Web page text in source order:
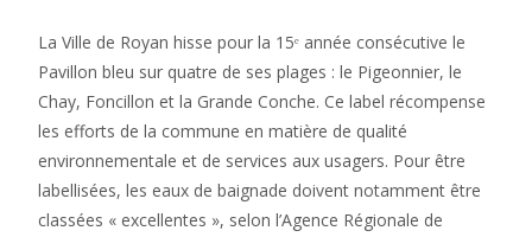
La Ville de Royan hisse pour la 15ᵉ année consécutive le
Pavillon bleu sur quatre de ses plages : le Pigeonnier, le
Chay, Foncillon et la Grande Conche. Ce label récompense
les efforts de la commune en matière de qualité
environnementale et de services aux usagers. Pour être
labellisées, les eaux de baignade doivent notamment être
classées « excellentes », selon l’Agence Régionale de